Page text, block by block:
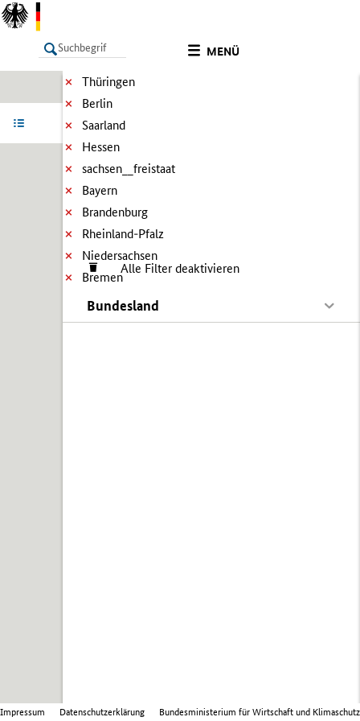
MENÜ
LISTE
Thüringen
Berlin
Saarland
Hessen
sachsen__freistaat
Bayern
Brandenburg
Rheinland-Pfalz
Niedersachsen
Bremen
Alle Filter deaktivieren
Bundesland
Impressum Datenschutzerklärung Bundesministerium für Wirtschaft und Klimaschutz